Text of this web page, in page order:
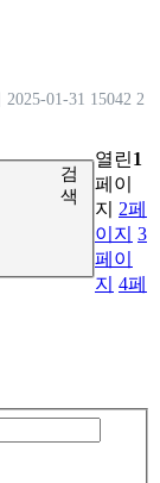
2025-01-31 15042 2
검
색
열린1
페이
지
2페
이지 3
페이
지 4페